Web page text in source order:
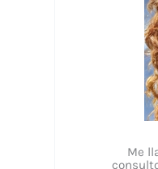
Me